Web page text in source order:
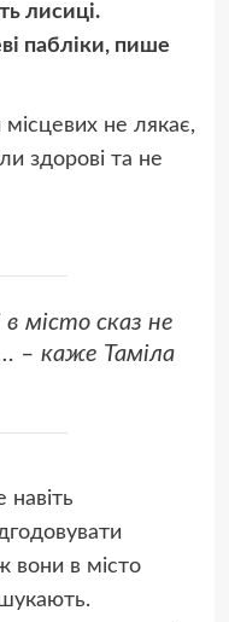
лисиці.
пабліки, пише
не лякає,
здорові та не
в місто сказ не
– каже Таміла
вони в місто